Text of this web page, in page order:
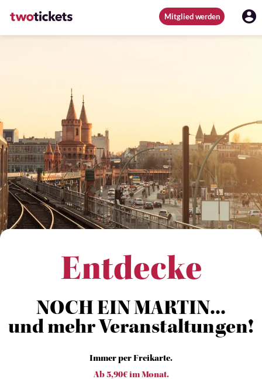
Mitglied werden
Entdecke
NOCH EIN MARTIN...
und mehr Veranstaltungen!
Immer per Freikarte.
Ab 5,90€ im Monat.